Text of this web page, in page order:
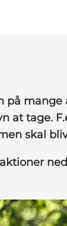
mange
at tage.
skal